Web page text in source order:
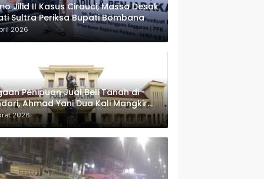
Jilid II Kasus Cirauci, Massa Desak
Sultra Periksa Bupati Bombana
2026
Penipuan Jual Beli Tanah di
Ahmad Yani Dua Kali Mangkir
Panggilan Polda Sultra
2026